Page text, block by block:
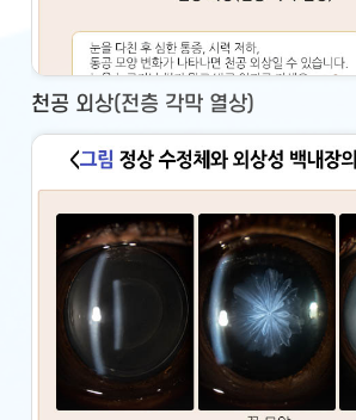
천공 외상(전층 각막 열상)